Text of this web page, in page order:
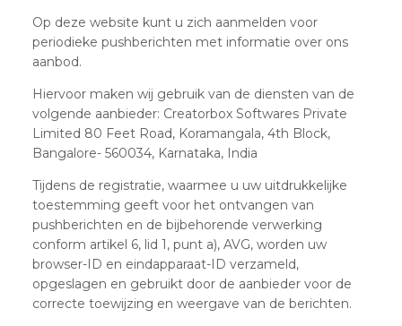
Op deze website kunt u zich aanmelden voor
periodieke pushberichten met informatie over ons
aanbod.
Hiervoor maken wij gebruik van de diensten van de
volgende aanbieder: Creatorbox Softwares Private
Limited 80 Feet Road, Koramangala, 4th Block,
Bangalore- 560034, Karnataka, India
Tijdens de registratie, waarmee u uw uitdrukkelijke
toestemming geeft voor het ontvangen van
pushberichten en de bijbehorende verwerking
conform artikel 6, lid 1, punt a), AVG, worden uw
browser-ID en eindapparaat-ID verzameld,
opgeslagen en gebruikt door de aanbieder voor de
correcte toewijzing en weergave van de berichten.